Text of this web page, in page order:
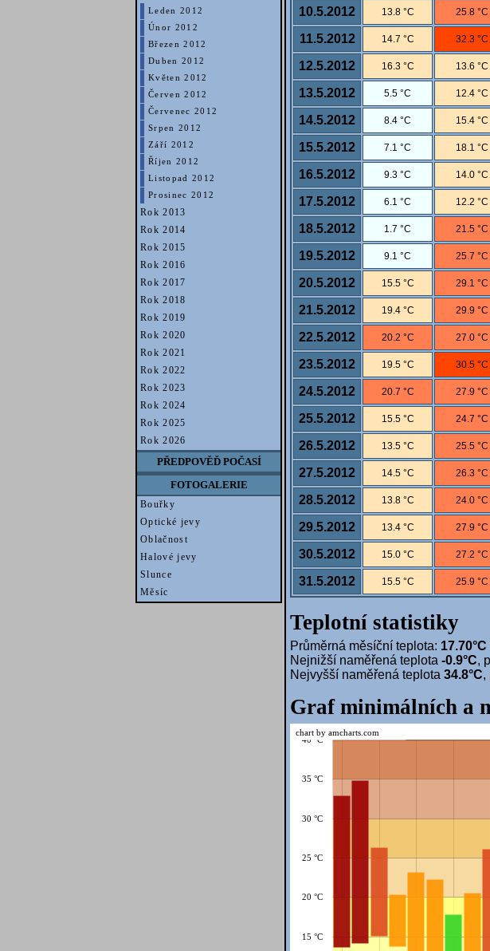
Leden 2012
Únor 2012
Březen 2012
Duben 2012
Květen 2012
Červen 2012
Červenec 2012
Srpen 2012
Září 2012
Říjen 2012
Listopad 2012
Prosinec 2012
Rok 2013
Rok 2014
Rok 2015
Rok 2016
Rok 2017
Rok 2018
Rok 2019
Rok 2020
Rok 2021
Rok 2022
Rok 2023
Rok 2024
Rok 2025
Rok 2026
PŘEDPOVĚĎ POČASÍ
FOTOGALERIE
Bouřky
Optické jevy
Oblačnost
Halové jevy
Slunce
Měsíc
10.5.2012 13.8 °C 25.8 °C
11.5.2012 14.7 °C 32.3 °C
12.5.2012 16.3 °C 13.6 °C
13.5.2012 5.5 °C 12.4 °C
14.5.2012 8.4 °C 15.4 °C
15.5.2012 7.1 °C 18.1 °C
16.5.2012 9.3 °C 14.0 °C
17.5.2012 6.1 °C 12.2 °C
18.5.2012 1.7 °C 21.5 °C
19.5.2012 9.1 °C 25.7 °C
20.5.2012 15.5 °C 29.1 °C
21.5.2012 19.4 °C 29.9 °C
22.5.2012 20.2 °C 27.0 °C
23.5.2012 19.5 °C 30.5 °C
24.5.2012 20.7 °C 27.9 °C
25.5.2012 15.5 °C 24.7 °C
26.5.2012 13.5 °C 25.5 °C
27.5.2012 14.5 °C 26.3 °C
28.5.2012 13.8 °C 24.0 °C
29.5.2012 13.4 °C 27.9 °C
30.5.2012 15.0 °C 27.2 °C
31.5.2012 15.5 °C 25.9 °C
Teplotní statistiky
Průměrná měsíční teplota: 17.70°C
Nejnižší naměřená teplota -0.9°C,
Nejvyšší naměřená teplota 34.8°C,
Graf minimálních a
15 °C
20 °C
25 °C
30 °C
35 °C
40 °C
chart by amcharts.com